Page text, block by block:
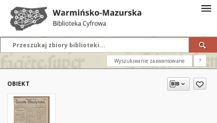
Wyszukiwanie zaawansowane ?
OBIEKT